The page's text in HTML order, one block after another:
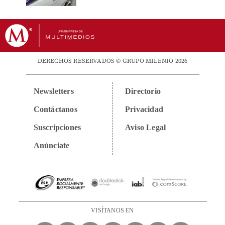
DERECHOS RESERVADOS © GRUPO MILENIO 2026
Newsletters
Contáctanos
Suscripciones
Anúnciate
Directorio
Privacidad
Aviso Legal
VISÍTANOS EN